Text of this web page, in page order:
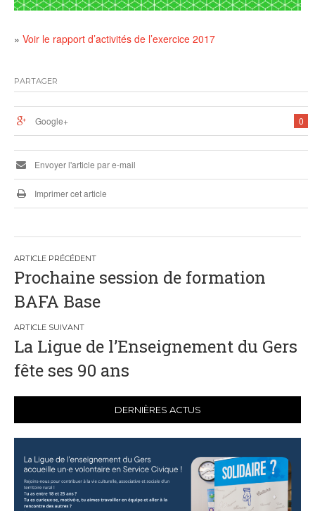
» Voir le rapport d’activités de l’exercice 2017
PARTAGER
0
Google+
Envoyer l'article par e-mail
Imprimer cet article
Navigation
de
l’article
Prochaine session de formation
BAFA Base
La Ligue de l’Enseignement du Gers
fête ses 90 ans
DERNIÈRES ACTUS